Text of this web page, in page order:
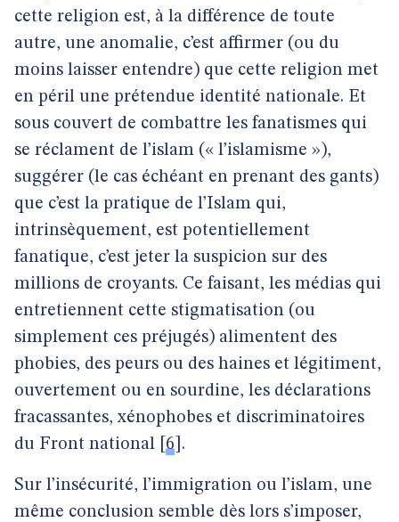
cette religion est, à la différence de toute
autre, une anomalie, c’est affirmer (ou du
moins laisser entendre) que cette religion met
en péril une prétendue identité nationale. Et
sous couvert de combattre les fanatismes qui
se réclament de l’islam (« l’islamisme »),
suggérer (le cas échéant en prenant des gants)
que c’est la pratique de l’Islam qui,
intrinsèquement, est potentiellement
fanatique, c’est jeter la suspicion sur des
millions de croyants. Ce faisant, les médias qui
entretiennent cette stigmatisation (ou
simplement ces préjugés) alimentent des
phobies, des peurs ou des haines et légitiment,
ouvertement ou en sourdine, les déclarations
fracassantes, xénophobes et discriminatoires
du Front national 6 .
Sur l’insécurité, l’immigration ou l’islam, une
même conclusion semble dès lors s’imposer,